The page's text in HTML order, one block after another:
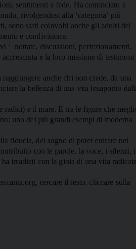
sentimenti e fede. Ha cominciato a
rivolgendosi alla ‘categoria’ più
sono stati coinvolti anche gli adulti del
e condivisione.
‘
nottate, discussioni, perfezionamenti,
e la loro missione di testimoni
anche chi non crede, da una
la bellezza di una vita insaporita
radici) e il mare. E tra le figure che
uno dei più grandi esempi di moderna
fiducia, del sogno di poter entrare nei
con le parole, la voce, i silenzi, i
irradiati con la gioia di una vita
cercare il testo, cliccare sulla